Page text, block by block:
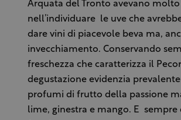
Arquata del Tronto avevano
nell’individuare le uve che
dare vini di piacevole beva ma,
invecchiamento. Conservando
freschezza che caratterizza il
degustazione evidenzia
profumi di frutto della passione
lime, ginestra e mango. E sempre